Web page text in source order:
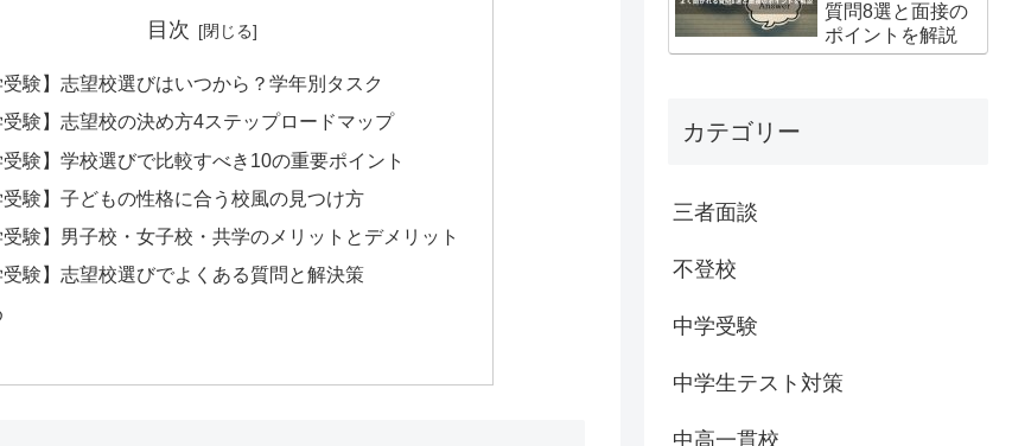
目次
受験】志望校選びはいつから？学年別タスク
受験】志望校の決め方4ステップロードマップ
受験】学校選びで比較すべき10の重要ポイント
受験】子どもの性格に合う校風の見つけ方
受験】男子校・女子校・共学のメリットとデメリット
受験】志望校選びでよくある質問と解決策
質問8選と面接の
ポイントを解説
カテゴリー
三者面談
不登校
中学受験
中学生テスト対策
中高一貫校